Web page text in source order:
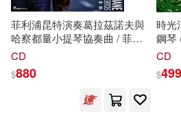
Lawson(98) Jr(97)
Craig(96)
Scholastic Paperbacks(41)
Cambridge Univ Pr(40)
菲利浦昆特演奏葛拉茲諾夫與
哈察都量小提琴協奏曲 / 菲利
浦昆特 (SACD Hybrid)
violin concerto / Philippe Quint,
CD
$880
時光
鋼琴
In A
CD
$499